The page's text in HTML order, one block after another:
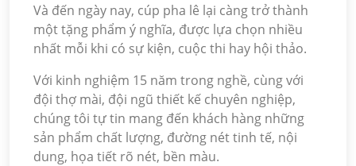
Và đến ngày nay, cúp pha lê lại càng trở thành
một tặng phẩm ý nghĩa, được lựa chọn nhiều
nhất mỗi khi có sự kiện, cuộc thi hay hội thảo.
Với kinh nghiệm 15 năm trong nghề, cùng với
đội thợ mài, đội ngũ thiết kế chuyên nghiệp,
chúng tôi tự tin mang đến khách hàng những
sản phẩm chất lượng, đường nét tinh tế, nội
dung, họa tiết rõ nét, bền màu.